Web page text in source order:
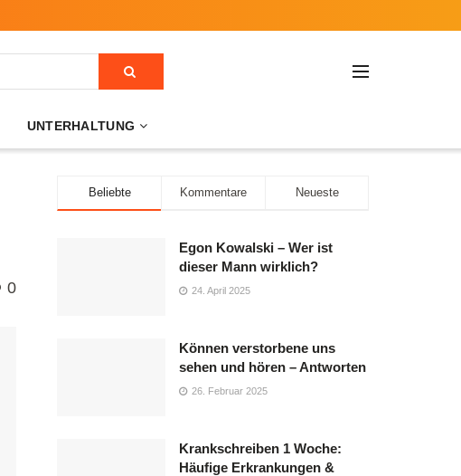
UNTERHALTUNG
0
Beliebte Kommentare Neueste
Egon Kowalski – Wer ist
dieser Mann wirklich?
24. April 2025
Können verstorbene uns
sehen und hören – Antworten
26. Februar 2025
Krankschreiben 1 Woche:
Häufige Erkrankungen &